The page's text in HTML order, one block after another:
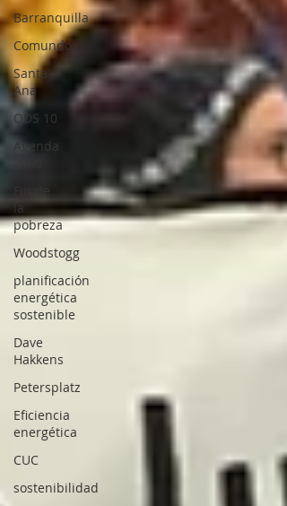
Barranquilla
Comundo
Santa
Ana
ODS 10
Agenda
la
pobreza
Woodstogg
planificación
energética
sostenible
Dave
Hakkens
Petersplatz
Eficiencia
energética
CUC
sostenibilidad